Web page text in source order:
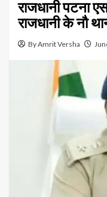
राजधानी पटना
राजधानी के नौ
By Amrit Versha